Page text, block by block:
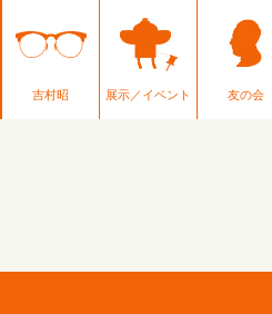
吉村昭 展示／イベント 友の会